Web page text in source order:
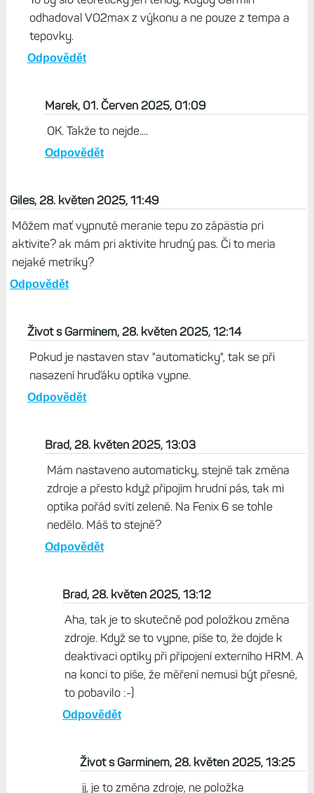
odhadoval VO2max z výkonu a ne pouze z tempa a
tepovky.
Odpovědět
Marek, 01. Červen 2025, 01:09
OK. Takže to nejde....
Odpovědět
Giles, 28. květen 2025, 11:49
Môžem mať vypnuté meranie tepu zo zápästia pri
aktivite? ak mám pri aktivite hrudný pas. Či to meria
nejaké metriky?
Odpovědět
Život s Garminem, 28. květen 2025, 12:14
Pokud je nastaven stav "automaticky", tak se při
nasazení hruďáku optika vypne.
Odpovědět
Brad, 28. květen 2025, 13:03
Mám nastaveno automaticky, stejně tak změna
zdroje a přesto když připojím hrudní pás, tak mi
optika pořád svítí zeleně. Na Fenix 6 se tohle
nedělo. Máš to stejně?
Odpovědět
Brad, 28. květen 2025, 13:12
Aha, tak je to skutečně pod položkou změna
zdroje. Když se to vypne, píše to, že dojde k
deaktivaci optiky při připojení externího HRM. A
na konci to píše, že měření nemusí být přesné,
to pobavilo :-)
Odpovědět
Život s Garminem, 28. květen 2025, 13:25
jj, je to změna zdroje, ne položka